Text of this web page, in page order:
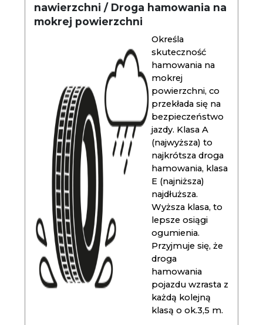
nawierzchni / Droga hamowania na
mokrej powierzchni
Określa
skuteczność
hamowania na
mokrej
powierzchni, co
przekłada się na
bezpieczeństwo
jazdy. Klasa A
(najwyższa) to
najkrótsza droga
hamowania, klasa
E (najniższa)
najdłuższa.
Wyższa klasa, to
lepsze osiągi
ogumienia.
Przyjmuje się, że
droga
hamowania
pojazdu wzrasta z
każdą kolejną
klasą o ok.3,5 m.